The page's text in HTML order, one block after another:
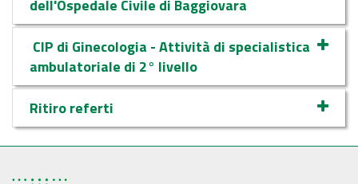
dell'Ospedale Civile di Baggiovara
CIP di Ginecologia - Attività di specialistica
ambulatoriale di 2° livello
Ritiro referti